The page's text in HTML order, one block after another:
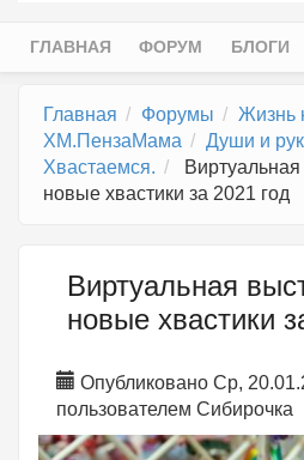
Главное меню
ГЛАВНАЯ ФОРУМ БЛОГИ
Главная Форумы
Жизнь
ХМ.ПензаМама
Души и
Хвастаемся.
новые хвастики за 2021 год
Виртуальная
новые хвастики
Опубликовано Ср,
пользователем Сибирочка